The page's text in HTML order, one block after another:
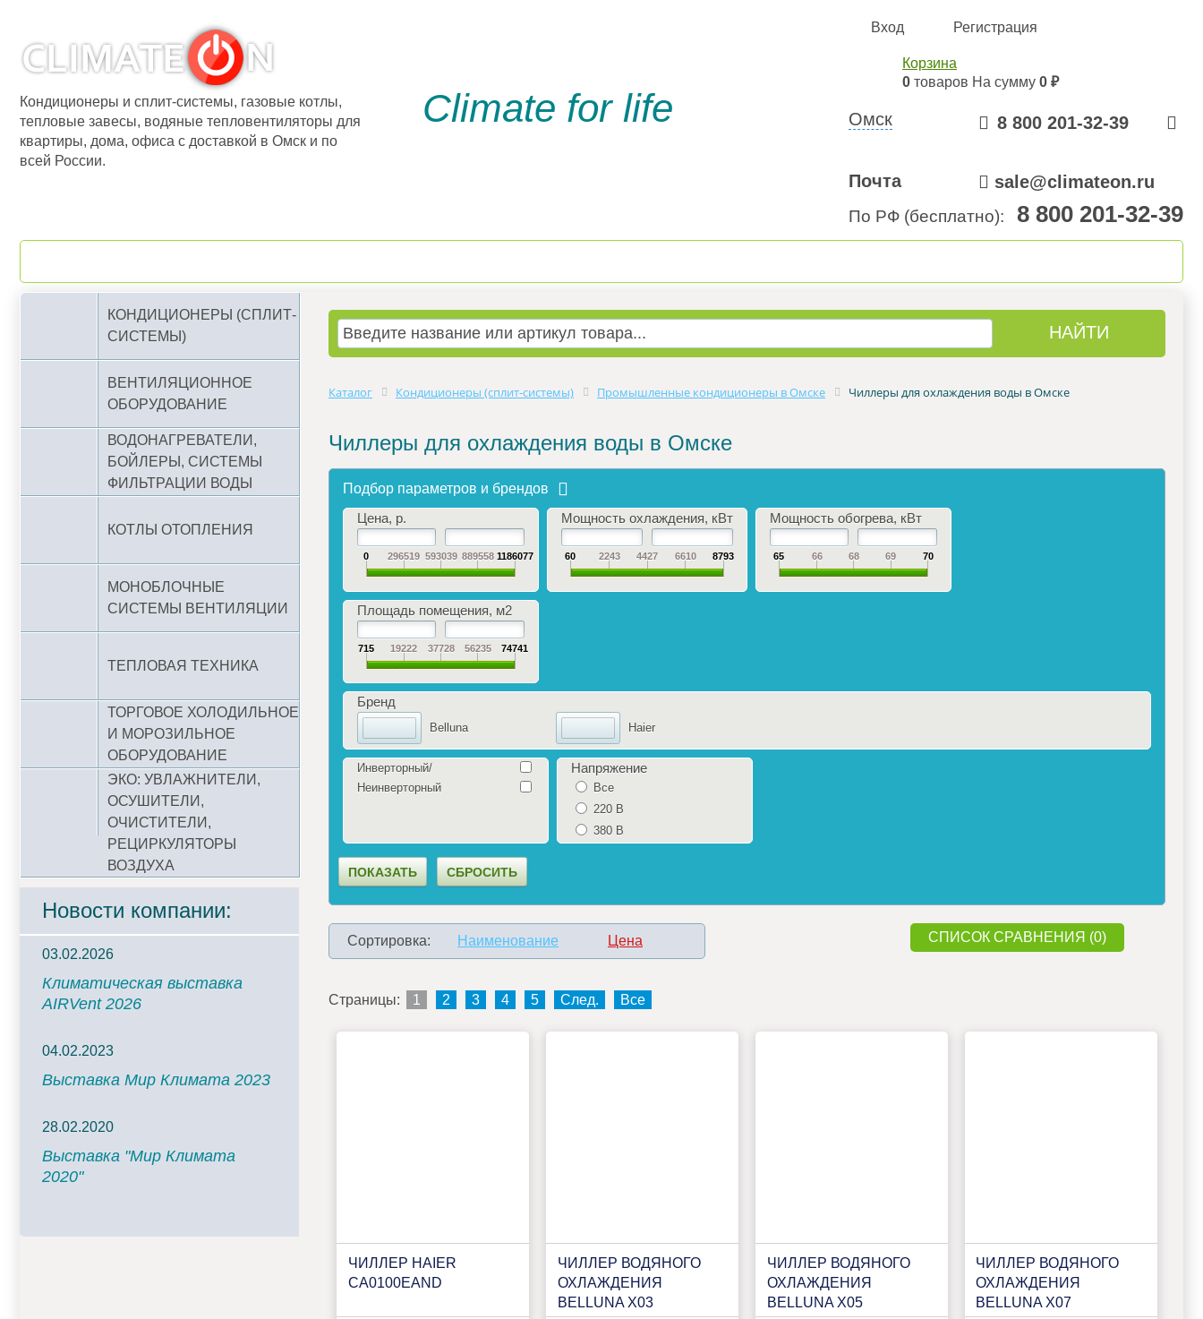
Кондиционеры и сплит-системы, газовые котлы,
тепловые завесы, водяные тепловентиляторы для
квартиры, дома, офиса с доставкой в Омск и по
всей России.
Climate for life
Вход Регистрация
Корзина
0 товаров На сумму 0 ₽
Омск 8 800 201-32-39
Почта sale@climateon.ru
По РФ (бесплатно): 8 800 201-32-39
КОНДИЦИОНЕРЫ (СПЛИТ-
СИСТЕМЫ)
ВЕНТИЛЯЦИОННОЕ
ОБОРУДОВАНИЕ
ВОДОНАГРЕВАТЕЛИ,
БОЙЛЕРЫ, СИСТЕМЫ
ФИЛЬТРАЦИИ ВОДЫ
КОТЛЫ ОТОПЛЕНИЯ
МОНОБЛОЧНЫЕ
СИСТЕМЫ ВЕНТИЛЯЦИИ
ТЕПЛОВАЯ ТЕХНИКА
ТОРГОВОЕ ХОЛОДИЛЬНОЕ
И МОРОЗИЛЬНОЕ
ОБОРУДОВАНИЕ
ЭКО: УВЛАЖНИТЕЛИ,
ОСУШИТЕЛИ,
ОЧИСТИТЕЛИ,
РЕЦИРКУЛЯТОРЫ
ВОЗДУХА
Новости компании:
03.02.2026
Климатическая выставка
AIRVent 2026
04.02.2023
Выставка Мир Климата 2023
28.02.2020
Выставка "Мир Климата
2020"
Каталог Кондиционеры (сплит-системы) Промышленные кондиционеры в Омске Чиллеры для охлаждения воды в Омске
Чиллеры для охлаждения воды в Омске
Подбор параметров и брендов
Цена, р.
0 296519 593039 889558 1186077
Мощность охлаждения, кВт
60 2243 4427 6610 8793
Мощность обогрева, кВт
65 66 68 69 70
Площадь помещения, м2
715 19222 37728 56235 74741
Бренд
Belluna Haier
Инверторный/
Неинверторный
Напряжение
Все
220 В
380 В
Сортировка: Наименование Цена СПИСОК СРАВНЕНИЯ (0)
Страницы: 1 2 3 4 5 След. Все
ЧИЛЛЕР HAIER
CA0100EAND
ЧИЛЛЕР ВОДЯНОГО
ОХЛАЖДЕНИЯ
BELLUNA X03
ЧИЛЛЕР ВОДЯНОГО
ОХЛАЖДЕНИЯ
BELLUNA X05
ЧИЛЛЕР ВОДЯНОГО
ОХЛАЖДЕНИЯ
BELLUNA X07